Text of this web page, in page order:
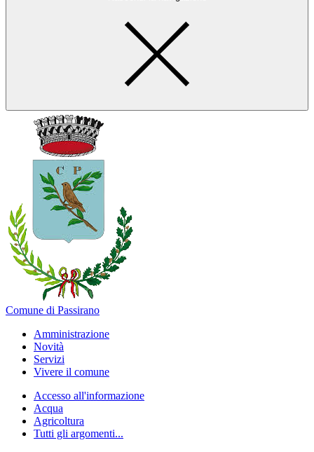
Comune di Passirano
Amministrazione
Novità
Servizi
Vivere il comune
Accesso all'informazione
Acqua
Agricoltura
Tutti gli argomenti...